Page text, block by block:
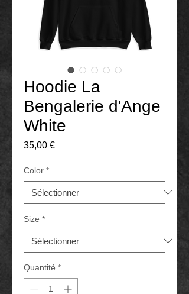
Hoodie La
Bengalerie d'Ange
White
35,00 €Prix
Color *
Size *
Quantité *